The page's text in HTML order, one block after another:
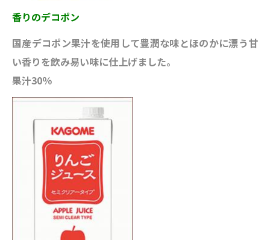
香りのデコポン
国産デコポン果汁を使用して豊潤な味とほのかに漂う甘
い香りを飲み易い味に仕上げました。
果汁30％